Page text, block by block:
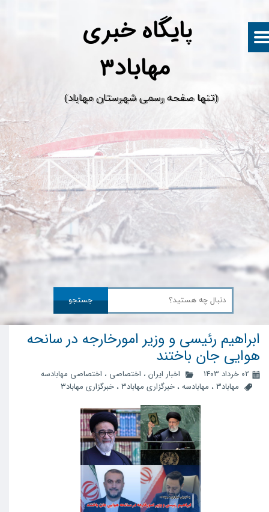
پایگاه خبری
​(تنها صفحه رسمی شهرستان مهاباد)
جستجو
ابراهیم رئیسی و وزیر امورخارجه در سانحه
هوایی جان باختند
۰۲ خرداد ۱۴۰۳ اخبار ایران ، اختصاصی ، اختصاصی مهابادسه
مهاباد3
، مهابادسه ، خبرگزاری مهاباد3 ، خبرگزاری مهاباد۳